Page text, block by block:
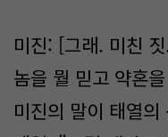
미진: [그래. 미친
놈을 뭘 믿고 약혼
미진의 말이 태열